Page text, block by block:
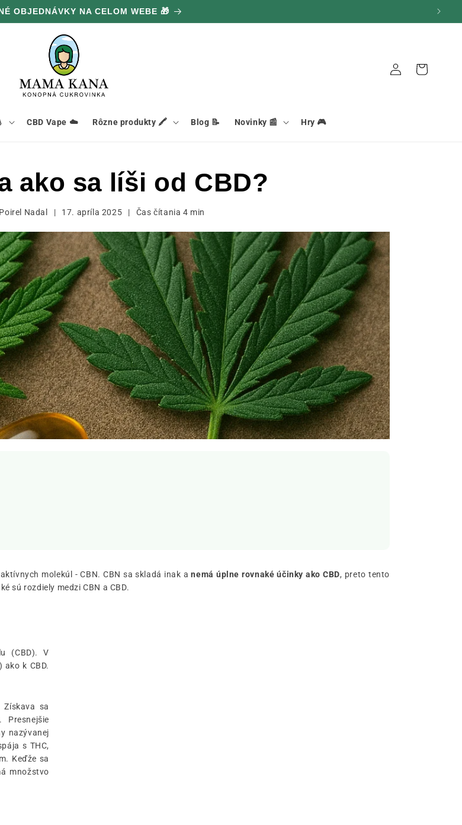
OBJEDNÁVKY NA CELOM WEBE 🎁
CBD Vape ☁️ Rôzne produkty 🖍️ Blog 📝 Novinky 📰 Hry 🎮
Pripojenie Košík
ako sa líši od CBD?
Nadal | 17. apríla 2025 | Čas čítania 4 min
molekúl - CBN. CBN sa skladá inak anemá úplne rovnaké účinky ako CBD, preto tento
sú rozdiely medzi CBN a CBD.
(CBD). V
ako k CBD.
sa
Presnejšie
nazývanej
s THC,
Keďže sa
množstvo